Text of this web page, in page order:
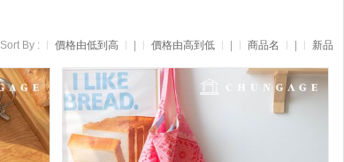
Sort By : 價格由低到高 價格由高到低 商品名 新品